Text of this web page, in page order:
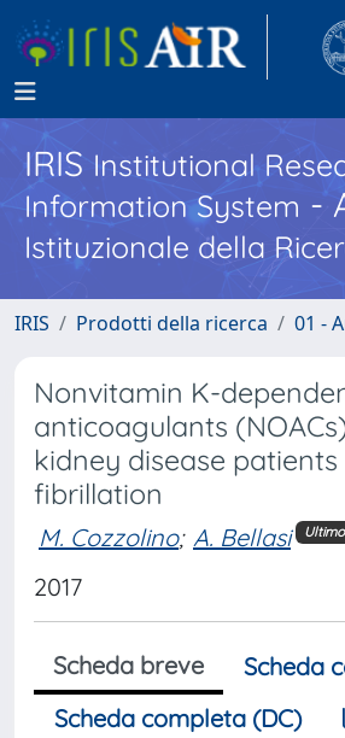
IRISInstitutional
Information System -
Istituzionale della
IRIS Prodotti della ricerca 01 -
Nonvitamin K-
anticoagulants
kidney disease
fibrillation
M. Cozzolino; A. Bellasi Ultimo
2017
Scheda breve
Scheda
Scheda completa (DC)